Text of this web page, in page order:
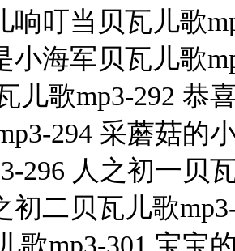
响叮当贝瓦儿歌
小海军贝瓦儿歌
儿歌mp3-292 恭
294 采蘑菇的
296 人之初一贝
初二贝瓦儿歌
歌mp3-301 宝宝